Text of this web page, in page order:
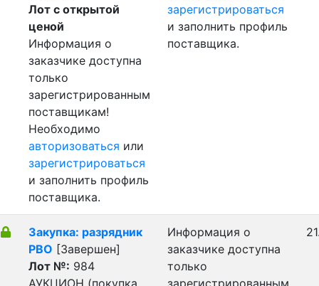
Лот с открытой
ценой
Информация о
заказчике доступна
только
зарегистрированным
поставщикам!
Необходимо
авторизоваться или
зарегистрироваться
и заполнить профиль
поставщика.
зарегистрироваться
и заполнить профиль
поставщика.
Закупка: разрядник
РВО [Завершен]
Лот №: 984
АУКЦИОН (покупка
Информация о
заказчике доступна
только
зарегистрированным